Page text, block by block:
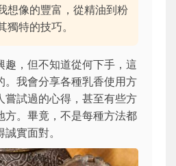
想像的豐富，從精油到粉
特的技巧。
趣，但不知道從何下手，這
。我會分享各種乳香使用方
嘗試過的心得，甚至有些方
方。畢竟，不是每種方法都
實面對。